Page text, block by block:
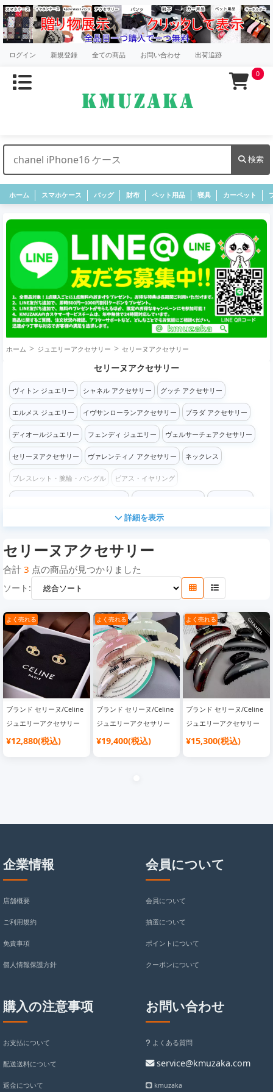
ログイン 新規登録 全ての商品 お問い合わせ 出荷追跡
0
検索
ホーム スマホケース バッグ 財布 ペット用品 寝具 カーペット
ホーム ジュエリーアクセサリー セリーヌアクセサリー
セリーヌアクセサリー
ヴィトン ジュエリー シャネル アクセサリー グッチ アクセサリー
エルメス ジュエリー イヴサンローランアクセサリー プラダ アクセサリー
ディオールジュエリー フェンディ ジュエリー ヴェルサーチェアクセサリー
セリーヌアクセサリー ヴァレンティノ アクセサリー ネックレス
ブレスレット・腕輪・バングル ピアス・イヤリング
詳細を表示
セリーヌアクセサリー
合計 3 点の商品が見つかりました
ソート:
よく売れる
ブランド セリーヌ/Celine
ジュエリーアクセサリー
¥12,880(税込)
よく売れる
ブランド セリーヌ/Celine
ジュエリーアクセサリー
¥19,400(税込)
よく売れる
ブランド セリーヌ/Celine
ジュエリーアクセサリー
¥15,300(税込)
企業情報
店舗概要
ご利用規約
免責事項
個人情報保護方針
会員について
会員について
抽選について
ポイントについて
クーポンについて
購入の注意事项
お支払について
配送送料について
返金について
お問い合わせ
よくある質問
service@kmuzaka.com
kmuzaka